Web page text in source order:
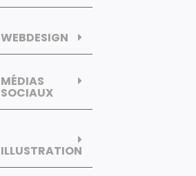
WEBDESIGN
MÉDIAS
SOCIAUX
ILLUSTRATION